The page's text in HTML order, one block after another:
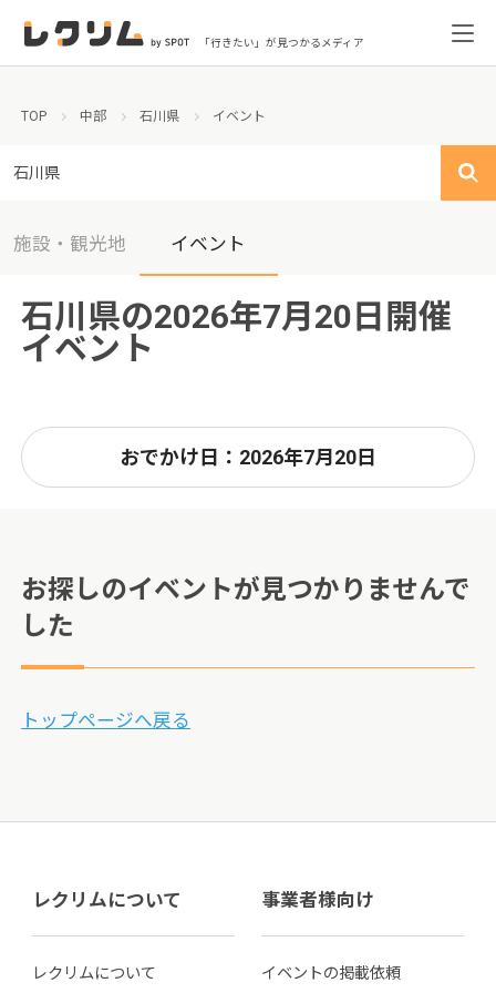
「行きたい」が見つかるメディア
TOP 中部 石川県 イベント
石川県
施設・観光地 イベント
石川県の2026年7月20日開催
イベント
おでかけ日：2026年7月20日
お探しのイベントが見つかりませんで
した
トップページへ戻る
レクリムについて
レクリムについて
事業者様向け
イベントの掲載依頼